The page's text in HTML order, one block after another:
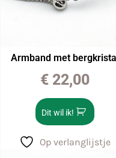
Armband met
€ 22,00
Dit wil ik!
Op verlanglijstje